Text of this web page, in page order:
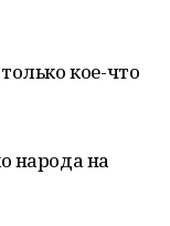
кое-что
народа на